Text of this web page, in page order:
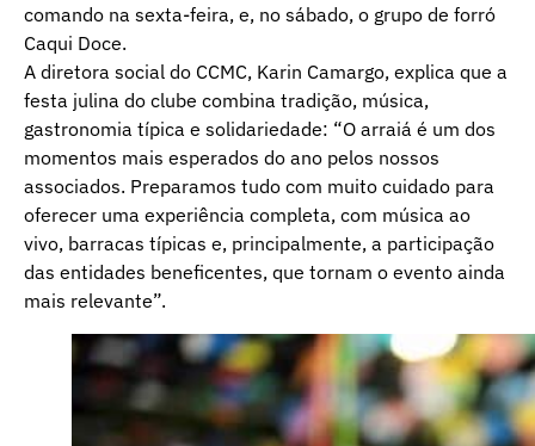
comando na sexta-feira, e, no sábado, o grupo de forró
Caqui Doce.
A diretora social do CCMC, Karin Camargo, explica que a
festa julina do clube combina tradição, música,
gastronomia típica e solidariedade: “O arraiá é um dos
momentos mais esperados do ano pelos nossos
associados. Preparamos tudo com muito cuidado para
oferecer uma experiência completa, com música ao
vivo, barracas típicas e, principalmente, a participação
das entidades beneficentes, que tornam o evento ainda
mais relevante”.